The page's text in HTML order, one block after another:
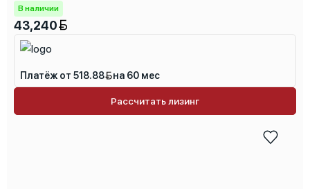
В наличии
43,240
Платёж от 518.88 на 60 мес
Рассчитать лизинг